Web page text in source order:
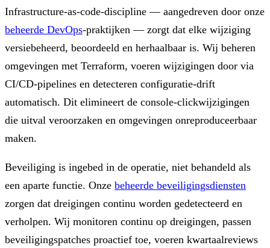
Infrastructure-as-code-discipline — aangedreven door onze
beheerde DevOps-praktijken — zorgt dat elke wijziging
versiebeheerd, beoordeeld en herhaalbaar is. Wij beheren
omgevingen met Terraform, voeren wijzigingen door via
CI/CD-pipelines en detecteren configuratie-drift
automatisch. Dit elimineert de console-clickwijzigingen
die uitval veroorzaken en omgevingen onreproduceerbaar
maken.
Beveiliging is ingebed in de operatie, niet behandeld als
een aparte functie. Onze beheerde beveiligingsdiensten
zorgen dat dreigingen continu worden gedetecteerd en
verholpen. Wij monitoren continu op dreigingen, passen
beveiligingspatches proactief toe, voeren kwartaalreviews